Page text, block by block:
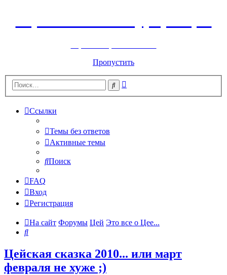
Пропустить
Поиск
Ссылки
Темы без ответов
Активные темы
Поиск
FAQ
Вход
Регистрация
На сайт Форумы Цей Это все о Цее...
Поиск
Цейская сказка 2010... или март
февраля не хуже ;)